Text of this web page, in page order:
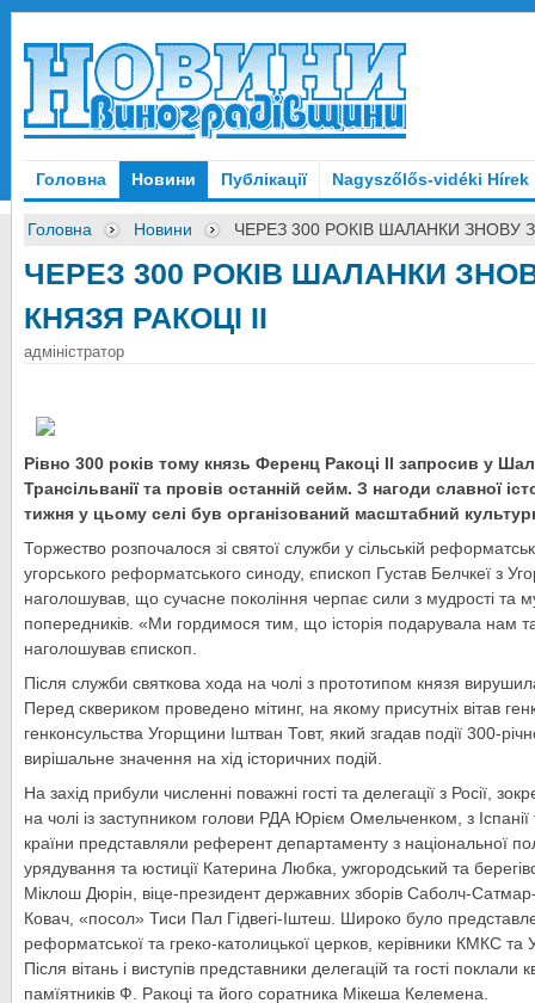
Головна Новини Публікації Nagyszőlős-vidéki Hírek
Головна Новини ЧЕРЕЗ 300 РОКІВ ШАЛАНКИ ЗНОВУ
ЧЕРЕЗ 300 РОКІВ ШАЛАНКИ
КНЯЗЯ РАКОЦІ ІІ
адміністратор
Рівно 300 років тому князь Ференц Ракоці ІІ запросив у
Трансільванії та провів останній сейм. З нагоди славної
тижня у цьому селі був організований масштабний
Торжество розпочалося зі святої служби у сільській
угорського реформатського синоду, єпископ Густав Белчкеї з
наголошував, що сучасне покоління черпає сили з мудрості та
попередників. «Ми гордимося тим, що історія подарувала нам
наголошував єпископ.
Після служби святкова хода на чолі з прототипом князя
Перед сквериком проведено мітинг, на якому присутніх вітав
генконсульства Угорщини Іштван Товт, який згадав події 300-
вирішальне значення на хід історичних подій.
На захід прибули численні поважні гості та делегації з Росії,
на чолі із заступником голови РДА Юрієм Омельченком, з
країни представляли референт департаменту з національної
урядування та юстиції Катерина Любка, ужгородський та
Міклош Дюрін, віце-президент державних зборів Саболч-
Ковач, «посол» Тиси Пал Гідвегі-Іштеш. Широко було
реформатської та греко-католицької церков, керівники КМКС та
Після вітань і виступів представники делегацій та гості поклали
памїятників Ф. Ракоці та його соратника Мікеша Келемена.